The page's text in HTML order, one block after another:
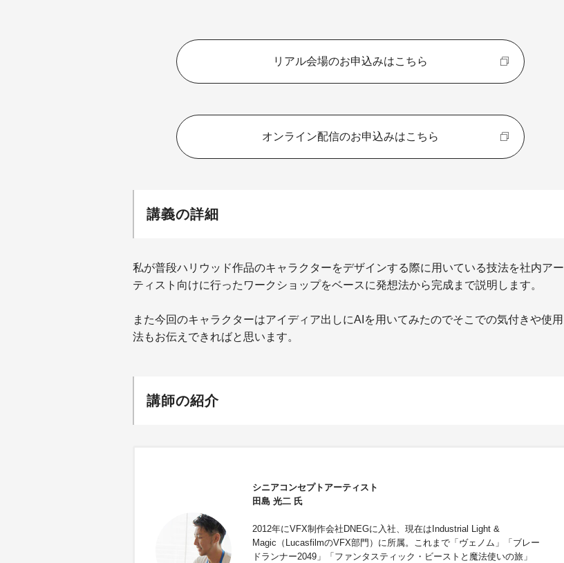
リアル会場のお申込みはこちら
オンライン配信のお申込みはこちら
講義の詳細
私が普段ハリウッド作品のキャラクターをデザインする際に用いている技法を社内アー
ティスト向けに行ったワークショップをベースに発想法から完成まで説明します。
また今回のキャラクターはアイディア出しにAIを用いてみたのでそこでの気付きや使用
法もお伝えできればと思います。
講師の紹介
シニアコンセプトアーティスト
田島 光二 氏
2012年にVFX制作会社DNEGに入社、現在はIndustrial Light &
Magic（LucasfilmのVFX部門）に所属。これまで「ヴェノム」「ブレー
ドランナー2049」「ファンタスティック・ビーストと魔法使いの旅」